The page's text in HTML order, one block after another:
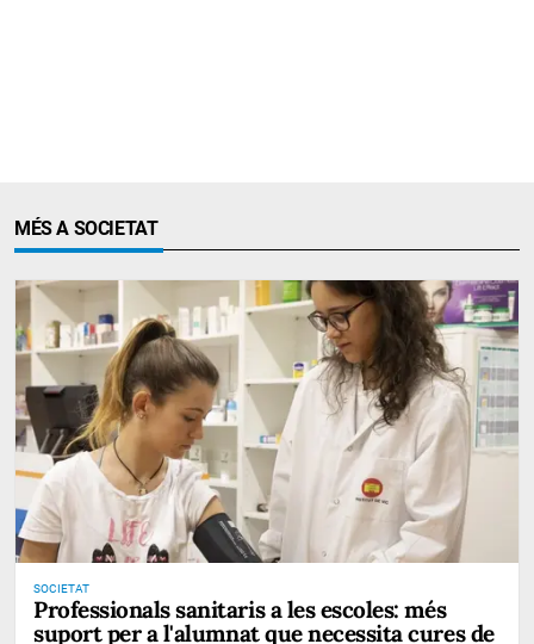
MÉS A SOCIETAT
SOCIETAT
Professionals sanitaris a les escoles: més
suport per a l'alumnat que necessita cures de